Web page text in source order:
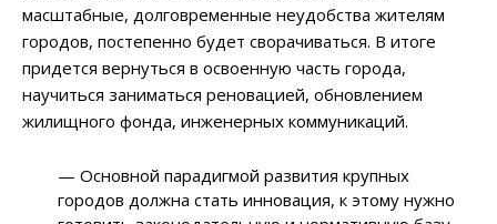
масштабные, долговременные неудобства жителям
городов, постепенно будет сворачиваться. В итоге
придется вернуться в освоенную часть города,
научиться заниматься реновацией, обновлением
жилищного фонда, инженерных коммуникаций.
— Основной парадигмой развития крупных
городов должна стать инновация, к этому нужно